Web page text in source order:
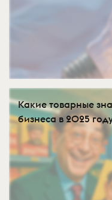
Какие товарные
бизнеса в 2025